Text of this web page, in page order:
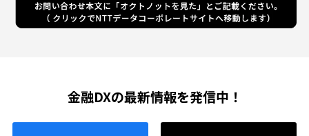
金融DXの最新情報を発信中！